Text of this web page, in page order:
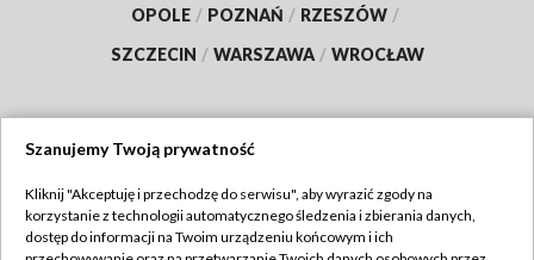
OPOLE / POZNAŃ / RZESZÓW /
SZCZECIN / WARSZAWA / WROCŁAW
TVP
Szanujemy Twoją prywatność
Kliknij "Akceptuję i przechodzę do serwisu", aby wyrazić zgody na
korzystanie z technologii automatycznego śledzenia i zbierania danych,
dostęp do informacji na Twoim urządzeniu końcowym i ich